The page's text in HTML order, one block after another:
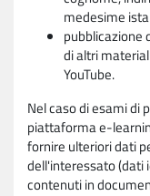
medesime
pubblicazione
di altri
YouTube.
Nel caso di esami di
piattaforma e-
fornire ulteriori dati
dell'interessato (dati
contenuti in